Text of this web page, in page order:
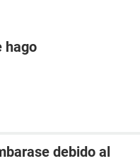
hago
debido al